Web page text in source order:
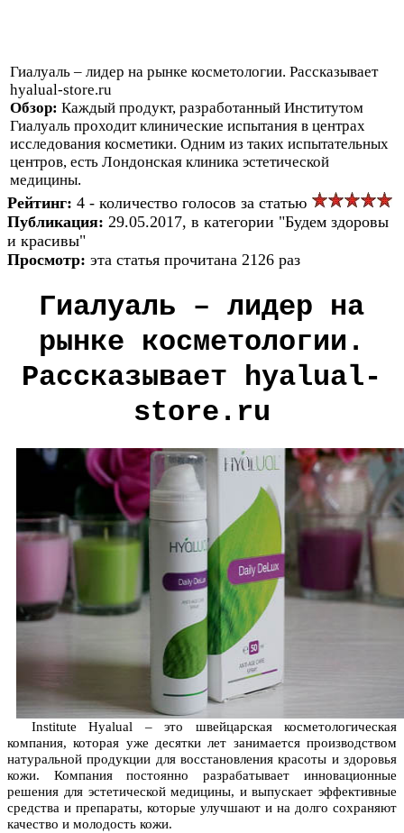
Гиалуаль – лидер на рынке косметологии. Рассказывает
hyalual-store.ru
Обзор: Каждый продукт, разработанный Институтом
Гиалуаль проходит клинические испытания в центрах
исследования косметики. Одним из таких испытательных
центров, есть Лондонская клиника эстетической
медицины.
Рейтинг: 4 - количество голосов за статью
Публикация: 29.05.2017, в категории "Будем здоровы
и красивы"
Просмотр: эта статья прочитана 2126 раз
Гиалуаль – лидер на
рынке косметологии.
Рассказывает hyalual-
store.ru
Institute Hyalual – это швейцарская косметологическая
компания, которая уже десятки лет занимается производством
натуральной продукции для восстановления красоты и здоровья
кожи. Компания постоянно разрабатывает инновационные
решения для эстетической медицины, и выпускает эффективные
средства и препараты, которые улучшают и на долго сохраняют
качество и молодость кожи.